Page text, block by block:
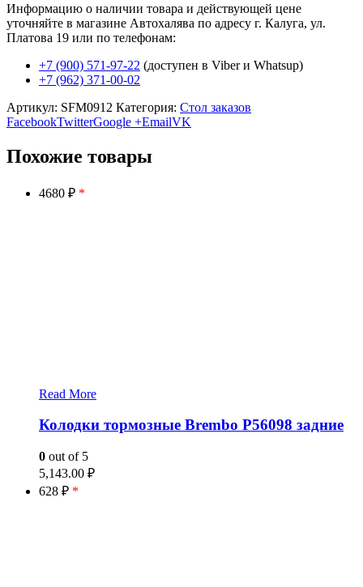
Информацию о наличии товара и действующей цене
уточняйте в магазине Автохалява по адресу г. Калуга, ул.
Платова 19 или по телефонам:
+7 (900) 571-97-22 (доступен в Viber и Whatsup)
+7 (962) 371-00-02
Артикул: SFM0912 Категория: Стол заказов
FacebookTwitterGoogle +EmailVK
Похожие товары
4680 ₽ *
Read More
Колодки тормозные Brembo P56098 задние
0 out of 5
5,143.00 ₽
628 ₽ *